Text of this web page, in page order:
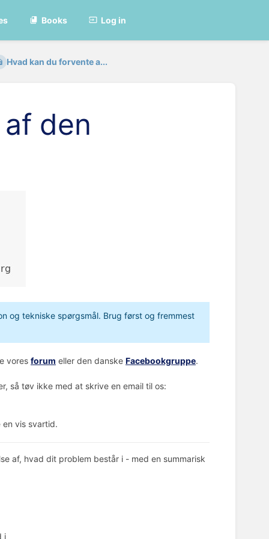
Books Log in
Hvad kan du forvente a...
den
og tekniske spørgsmål. Brug først og fremmest
vores forum eller den danske Facebookgruppe.
så tøv ikke med at skrive en email til os:
vis svartid.
af, hvad dit problem består i - med en summarisk
i